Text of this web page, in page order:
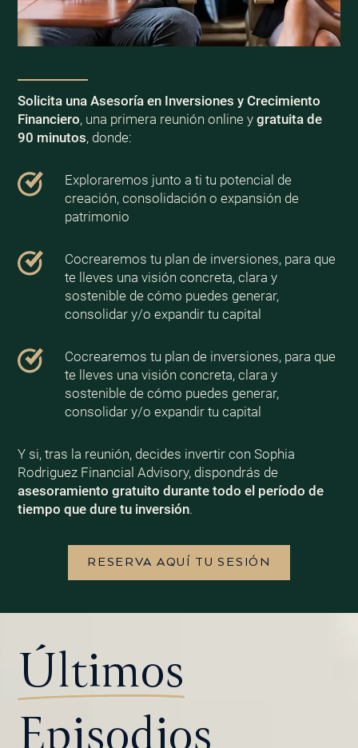
Solicita una Asesoría en Inversiones y Crecimiento
Financiero, una primera reunión online y gratuita de
90 minutos, donde:
Exploraremos junto a ti tu potencial de
creación, consolidación o expansión de
patrimonio
Cocrearemos tu plan de inversiones, para que
te lleves una visión concreta, clara y
sostenible de cómo puedes generar,
consolidar y/o expandir tu capital
Cocrearemos tu plan de inversiones, para que
te lleves una visión concreta, clara y
sostenible de cómo puedes generar,
consolidar y/o expandir tu capital
Y si, tras la reunión, decides invertir con Sophia
Rodriguez Financial Advisory, dispondrás de
asesoramiento gratuito durante todo el período de
tiempo que dure tu inversión.
RESERVA AQUÍ TU SESIÓN
Últimos
Episodios